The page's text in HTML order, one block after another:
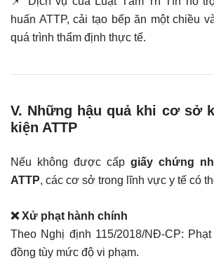
huấn ATTP, cải tạo bếp ăn một chiều
quá trình thẩm định thực tế.
V. Những hậu quả khi cơ sở
kiện ATTP
Nếu không được cấp giấy chứng
ATTP, các cơ sở trong lĩnh vực y tế có
❌ Xử phạt hành chính
Theo Nghị định 115/2018/NĐ-CP:
đồng tùy mức độ vi phạm.